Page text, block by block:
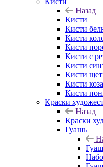
Назад
Кисти
Кисти
Кисти
Кисти
Кисти с
Кисти
Кисти
Кисти коза
Кисти
Краски
Назад
Краски
Гуашь